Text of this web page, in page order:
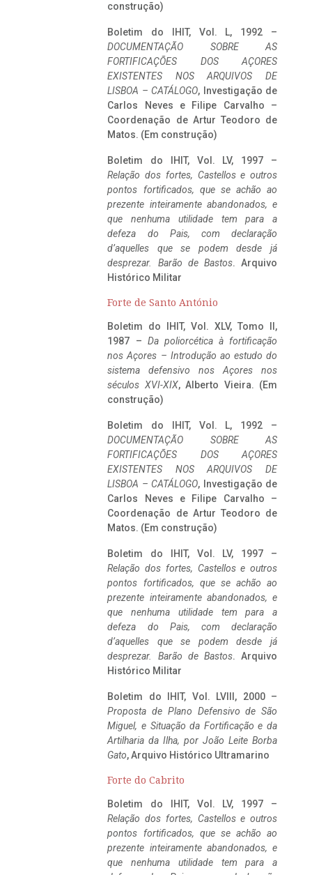
construção)
Boletim do IHIT, Vol. L, 1992 –
DOCUMENTAÇÃO SOBRE AS
FORTIFICAÇÕES DOS AÇORES
EXISTENTES NOS ARQUIVOS DE
LISBOA – CATÁLOGO, Investigação de
Carlos Neves e Filipe Carvalho –
Coordenação de Artur Teodoro de
Matos. (Em construção)
Boletim do IHIT, Vol. LV, 1997 –
Relação dos fortes, Castellos e outros
pontos fortificados, que se achão ao
prezente inteiramente abandonados, e
que nenhuma utilidade tem para a
defeza do Pais, com declaração
d’aquelles que se podem desde já
desprezar. Barão de Bastos. Arquivo
Histórico Militar
Forte de Santo António
Boletim do IHIT, Vol. XLV, Tomo II,
1987 – Da poliorcética à fortificação
nos Açores – Introdução ao estudo do
sistema defensivo nos Açores nos
séculos XVI-XIX, Alberto Vieira. (Em
construção)
Boletim do IHIT, Vol. L, 1992 –
DOCUMENTAÇÃO SOBRE AS
FORTIFICAÇÕES DOS AÇORES
EXISTENTES NOS ARQUIVOS DE
LISBOA – CATÁLOGO, Investigação de
Carlos Neves e Filipe Carvalho –
Coordenação de Artur Teodoro de
Matos. (Em construção)
Boletim do IHIT, Vol. LV, 1997 –
Relação dos fortes, Castellos e outros
pontos fortificados, que se achão ao
prezente inteiramente abandonados, e
que nenhuma utilidade tem para a
defeza do Pais, com declaração
d’aquelles que se podem desde já
desprezar. Barão de Bastos. Arquivo
Histórico Militar
Boletim do IHIT, Vol. LVIII, 2000 –
Proposta de Plano Defensivo de São
Miguel, e Situação da Fortificação e da
Artilharia da Ilha, por João Leite Borba
Gato, Arquivo Histórico Ultramarino
Forte do Cabrito
Boletim do IHIT, Vol. LV, 1997 –
Relação dos fortes, Castellos e outros
pontos fortificados, que se achão ao
prezente inteiramente abandonados, e
que nenhuma utilidade tem para a